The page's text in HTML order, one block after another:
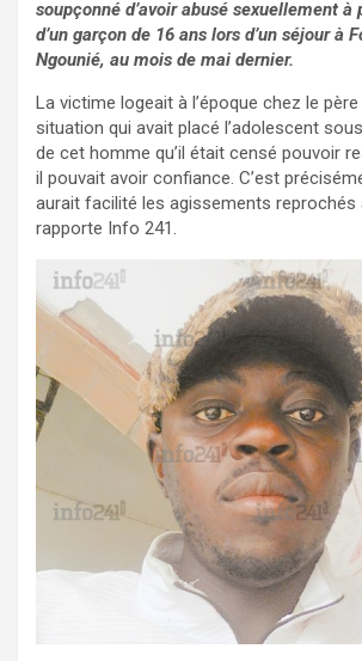
soupçonné d’avoir abusé sexuellement à
d’un garçon de 16 ans lors d’un séjour à
Ngounié, au mois de mai dernier.
La victime logeait à l’époque chez le
situation qui avait placé l’adolescent
de cet homme qu’il était censé pouvoir
il pouvait avoir confiance. C’est
aurait facilité les agissements reprochés
rapporte Info 241.